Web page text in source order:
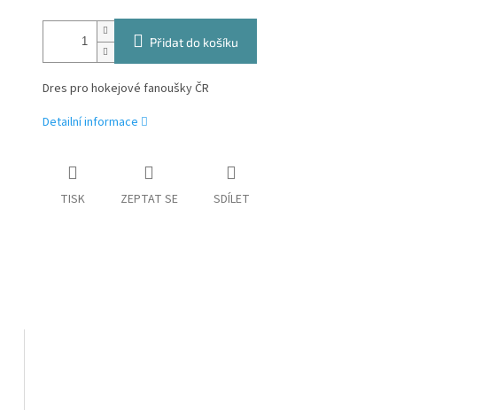
Přidat do košíku
Dres pro hokejové fanoušky ČR
Detailní informace
TISK ZEPTAT SE SDÍLET